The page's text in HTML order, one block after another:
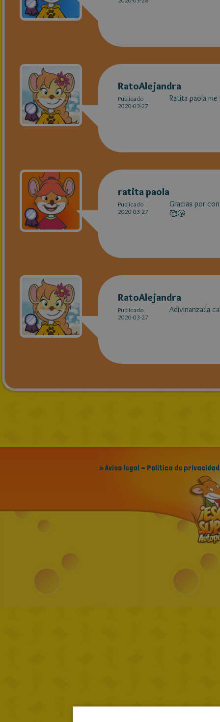
RatoAlejandra
Publicado
2020-03-27
Ratita paola
ratita paola
Publicado
2020-03-27
Gracias por
🥰😘
RatoAlejandra
Publicado
2020-03-27
Adivinanza:la
» Aviso legal - Política de privacidad